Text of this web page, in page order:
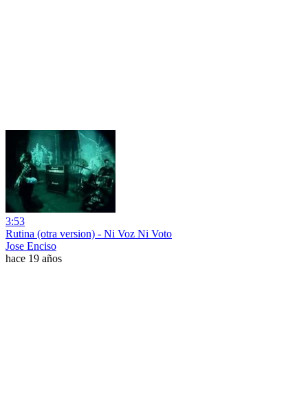
3:53
Rutina (otra version) - Ni Voz Ni Voto
Jose Enciso
hace 19 años